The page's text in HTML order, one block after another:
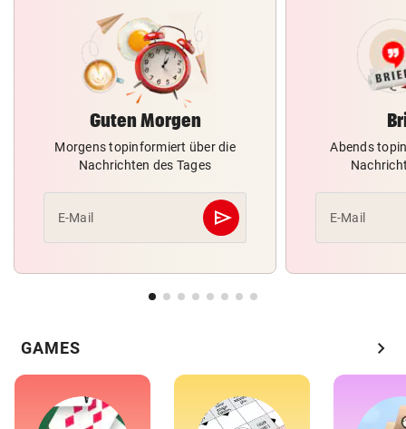
Guten Morgen
Morgens topinformiert über die
Nachrichten des Tages
E-Mail send
Abschicken
Abends
E-Mail
GAMES chevron_right